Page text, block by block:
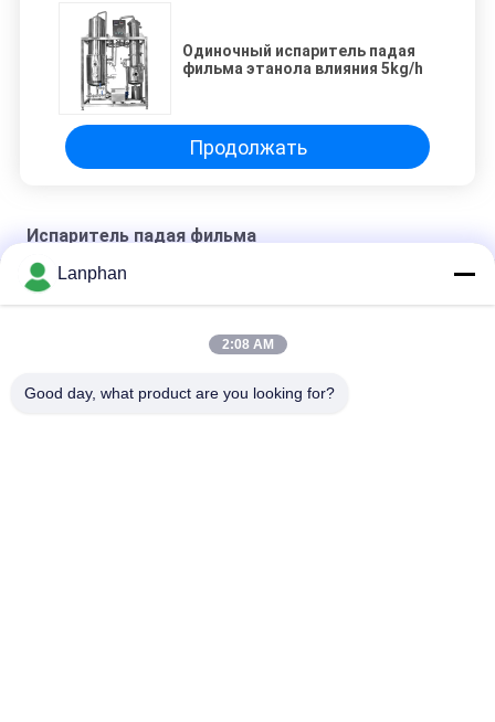
Одиночный испаритель падая
фильма этанола влияния 5kg/h
Продолжать
Испаритель падая фильма
испаритель падая фильма 5kgh
Lanphan
2:08 AM
Good day, what product are you looking for?